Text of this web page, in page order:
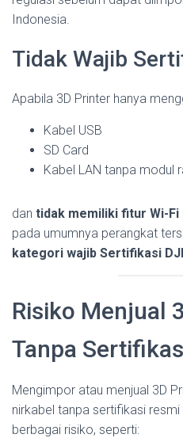
Indonesia.
Tidak Wajib
Apabila 3D Printer hanya
Kabel USB
SD Card
Kabel LAN tanpa modul
dan tidak memiliki fitur Wi-Fi
pada umumnya perangkat
kategori wajib Sertifikasi
Risiko Menjual
Tanpa
Mengimpor atau menjual 3D
nirkabel tanpa sertifikasi
berbagai risiko, seperti: